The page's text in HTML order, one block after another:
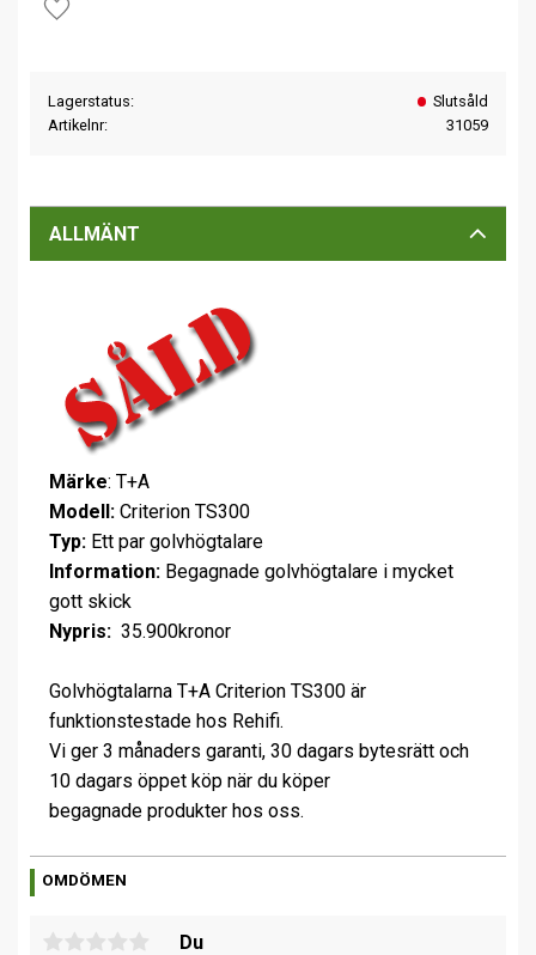
Lägg till i favoriter
Lagerstatus
Slutsåld
Artikelnr
31059
ALLMÄNT
Märke: T+A
Modell: Criterion TS300
Typ: Ett par golvhögtalare
Information: Begagnade golvhögtalare i mycket
gott skick
Nypris: 35.900kronor
Golvhögtalarna T+A Criterion TS300 är
funktionstestade hos Rehifi.
Vi ger 3 månaders garanti, 30 dagars bytesrätt och
10 dagars öppet köp när du köper
begagnade produkter hos oss.
OMDÖMEN
Du